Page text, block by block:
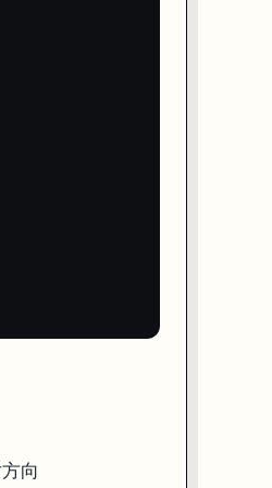
进了很多，但依然建议设置消费上限。
独用 Agent 死磕。
向